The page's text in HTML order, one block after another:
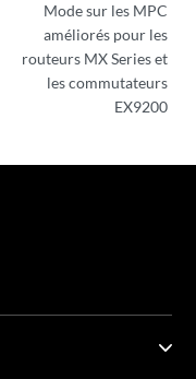
Mode sur les MPC
améliorés pour les
routeurs MX Series et
les commutateurs
EX9200